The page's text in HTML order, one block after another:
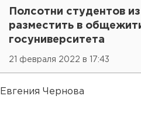
Полсотни студентов
разместить в
госуниверситета
21 февраля 2022 в 17:43
Евгения Чернова